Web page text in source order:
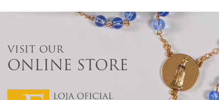
VISIT OUR
ONLINE STORE